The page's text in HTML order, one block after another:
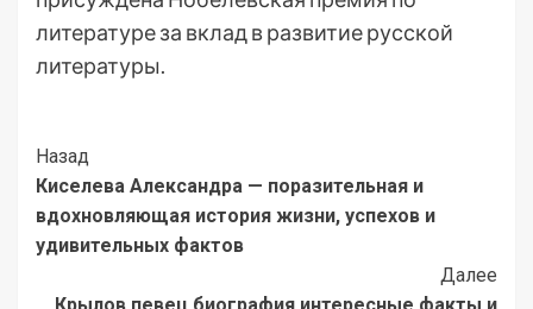
литературе за вклад в развитие русской
литературы.
Post
Navigation
Назад
Киселева Александра — поразительная и
вдохновляющая история жизни, успехов и
удивительных фактов
Далее